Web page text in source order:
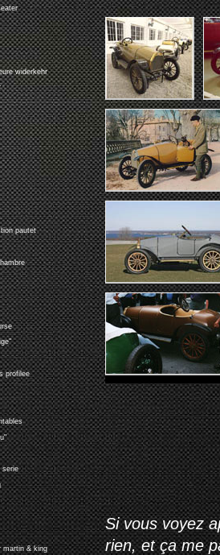
widerkehr
pautet
profilee
serie
martin & king
Si vous voyez
rien, et ça me